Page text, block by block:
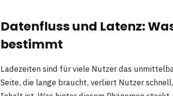
Datenfluss und Latenz:
bestimmt
Ladezeiten sind für viele Nutzer das
Seite, die lange braucht, verliert Nutzer